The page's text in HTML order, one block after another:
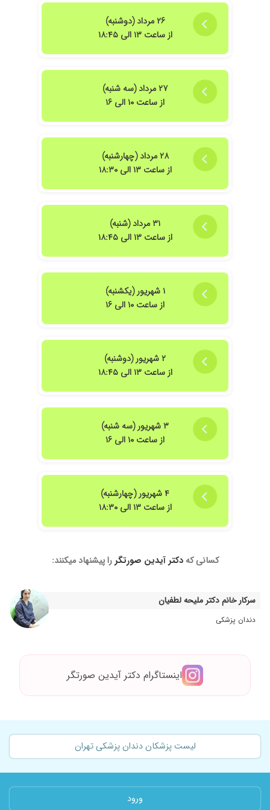
واقعا خوب بود رفتارشونم خیلی خوب بود ۱۴۰۴/۰۶/۱۵
با درد شدید و عفونت و ورم و بعد از دو مرحله درمان
انجام شد.ایشون هم از نظر شخصیتی فوق العاده
۲۶ مرداد (دوشنبه)
از ساعت ۱۳ الی ۱۸:۴۵
۲۷ مرداد (سه شنبه)
از ساعت ۱۰ الی ۱۶
۲۸ مرداد (چهارشنبه)
از ساعت ۱۳ الی ۱۸:۳۰
۳۱ مرداد (شنبه)
از ساعت ۱۳ الی ۱۸:۴۵
۱ شهریور (یکشنبه)
از ساعت ۱۰ الی ۱۶
۲ شهریور (دوشنبه)
از ساعت ۱۳ الی ۱۸:۴۵
۳ شهریور (سه شنبه)
از ساعت ۱۰ الی ۱۶
۴ شهریور (چهارشنبه)
از ساعت ۱۳ الی ۱۸:۳۰
کسانی کهدکتر آیدین صورتگر را پیشنهاد میکنند:
سرکار خانم دکتر ملیحه لطفیان
دندان پزشکی
اینستاگرام دکتر آیدین صورتگر
لیست پزشکان دندان پزشکی تهران
ورود